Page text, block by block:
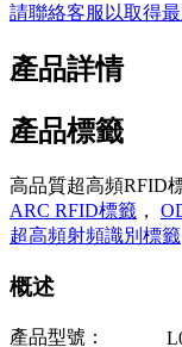
請聯絡客服以取得
產品詳情
產品標籤
高品質超高頻RFID
ARC RFID標籤 ，
超高頻射頻識別標籤
概述
產品型號：